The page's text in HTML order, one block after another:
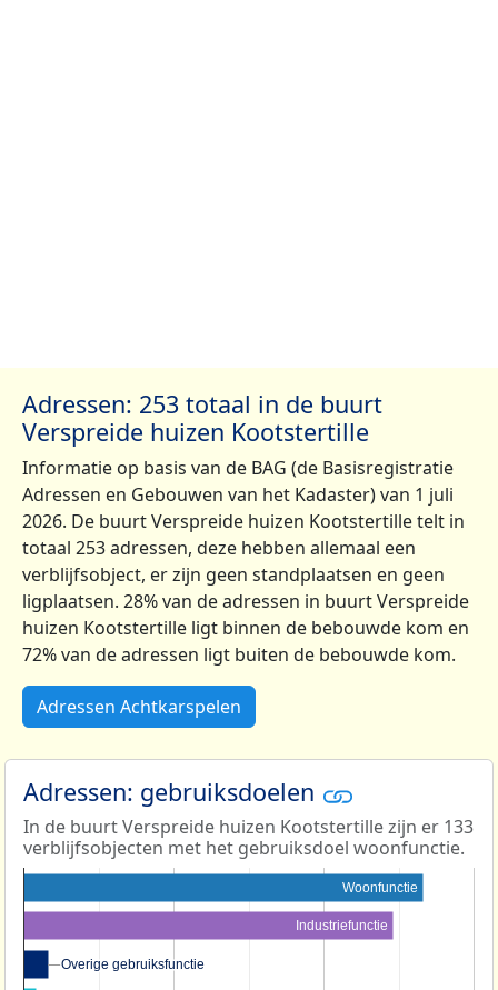
Adressen: 253 totaal in de buurt
Verspreide huizen Kootstertille
Informatie op basis van de BAG (de Basisregistratie
Adressen en Gebouwen van het Kadaster) van 1 juli
2026. De buurt Verspreide huizen Kootstertille telt in
totaal 253 adressen, deze hebben allemaal een
verblijfsobject, er zijn geen standplaatsen en geen
ligplaatsen. 28% van de adressen in buurt Verspreide
huizen Kootstertille ligt binnen de bebouwde kom en
72% van de adressen ligt buiten de bebouwde kom.
Adressen Achtkarspelen
Adressen: gebruiksdoelen
In de buurt Verspreide huizen Kootstertille zijn er 133
verblijfsobjecten met het gebruiksdoel woonfunctie.
Woonfunctie
Industriefunctie
Overige gebruiksfunctie
Overige gebruiksfunctie